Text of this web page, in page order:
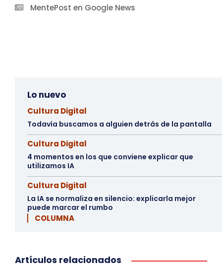
MentePost en Google News
Lo nuevo
Cultura Digital
Todavía buscamos a alguien detrás de la pantalla
Cultura Digital
4 momentos en los que conviene explicar que
utilizamos IA
Cultura Digital
La IA se normaliza en silencio: explicarla mejor
puede marcar el rumbo
▏ COLUMNA
Artículos relacionados